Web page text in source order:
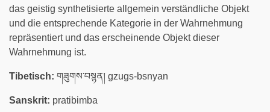
das geistig synthetisierte allgemein verständliche Objekt
und die entsprechende Kategorie in der Wahrnehmung
repräsentiert und das erscheinende Objekt dieser
Wahrnehmung ist.
Tibetisch: གཟུགས་བསྙན། gzugs-bsnyan
Sanskrit: pratibimba